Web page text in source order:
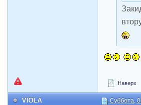
Наверх
VIOLA Суббота,